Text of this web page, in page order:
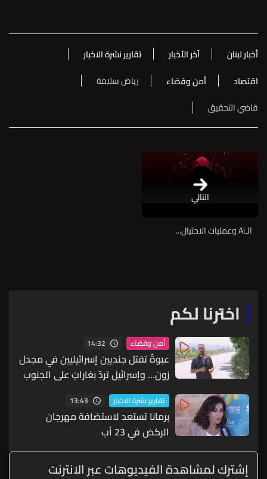
أخبار لبنان آخر الأخبار
تقارير نشرة الاخبار
اقتصاد
أمن وقضاء
رياض سلامة
قاضي التحقيق
التالي
الـAi وعمليات الاحتيال...
اخترنا لكم
أمن وقضاء 14:32
عبوةٌ تقتل جنديين إسرائيليين في مجدل
زون… وإسرائيل تردّ بغاراتٍ على الجنوب
تقارير نشرة الاخبار 13:43
برمانا تستعد لاستضافة مهرجان
الركض في 23 آب
إشترك لمشاهدة الفيديوهات عبر الانترنت